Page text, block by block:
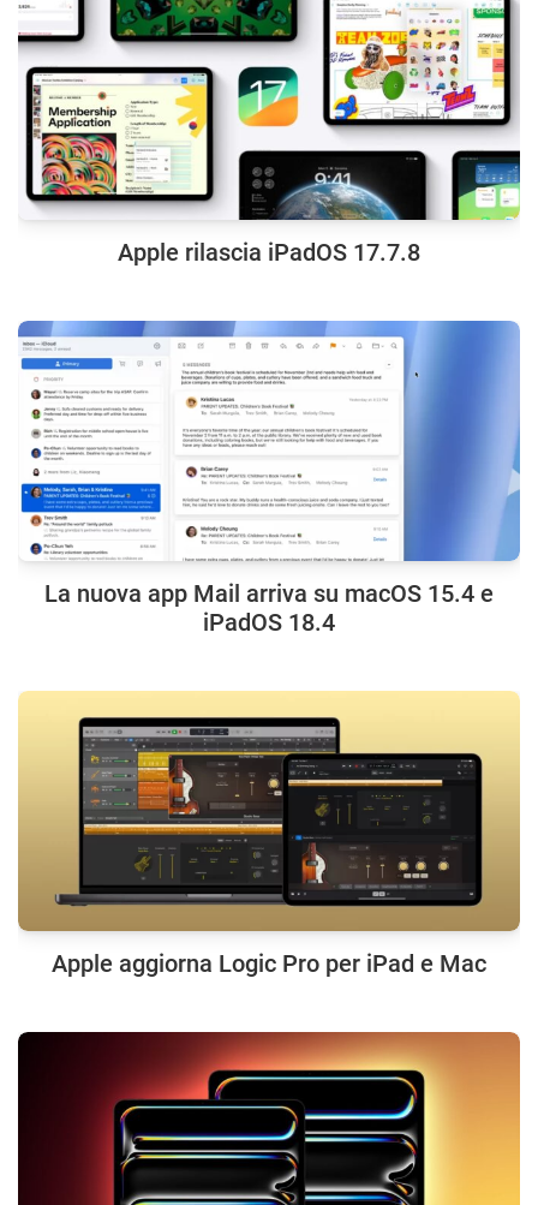
Apple rilascia iPadOS 17.7.8
La nuova app Mail arriva su macOS 15.4 e
iPadOS 18.4
Apple aggiorna Logic Pro per iPad e Mac